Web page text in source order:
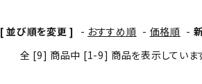
[ 並び順を変更 ] - おすすめ順 - 価格順 -
全 [9] 商品中 [1-9] 商品を表示していま